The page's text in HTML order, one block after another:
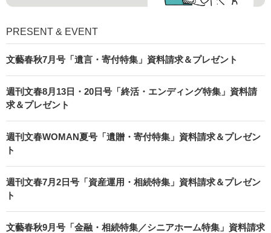
PRESENT & EVENT
文藝春秋7月号「遺言・寄付特集」資料請求＆プレゼント
週刊文春8月13日・20日号「終活・エンディング特集」資料請
求＆プレゼント
週刊文春WOMAN夏号「遺贈・寄付特集」資料請求＆プレゼン
ト
週刊文春7月2日号「資産運用・相続特集」資料請求＆プレゼン
ト
文藝春秋9月号「金融・相続特集／シニアホーム特集」資料請求